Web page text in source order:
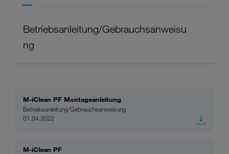
Betriebsanleitung/Gebrauchsanweisu
ng
M-iClean PF Montageanleitung
Betriebsanleitung/Gebrauchsanweisung
01.04.2022
M-iClean PF